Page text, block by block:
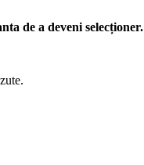
de a deveni selecționer.